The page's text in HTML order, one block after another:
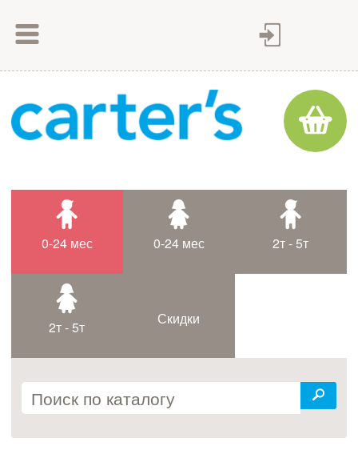
Как оплатить
Доставка товара
Контакты
0-24 мес 0-24 мес 2т - 5т
2т - 5т Скидки